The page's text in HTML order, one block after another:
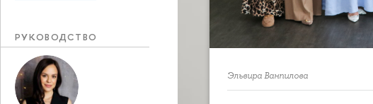
РУКОВОДСТВО
Эльвира Ванпилова